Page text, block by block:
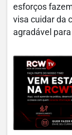
esforços
visa cuidar da
agradável